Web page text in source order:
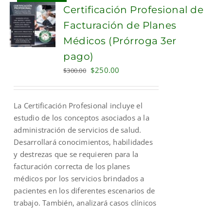
ADD TO
Certificación Profesional de
Facturación de Planes
Médicos (Prórroga 3er
pago)
$300.00 Original
$300.00.
$250.00
$250.00.
La Certificación Profesional incluye el
estudio de los conceptos asociados a la
administración de servicios de salud.
Desarrollará conocimientos, habilidades
y destrezas que se requieren para la
facturación correcta de los planes
médicos por los servicios brindados a
pacientes en los diferentes escenarios de
trabajo. También, analizará casos clínicos